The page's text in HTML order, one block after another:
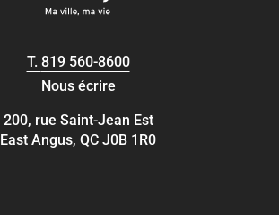
T. 819 560-8600
Nous écrire
200, rue Saint-Jean Est
East Angus, QC J0B 1R0